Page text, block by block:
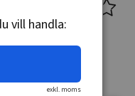
vill handla:
exkl. moms